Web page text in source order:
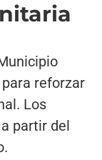
reforzar
Los
partir del